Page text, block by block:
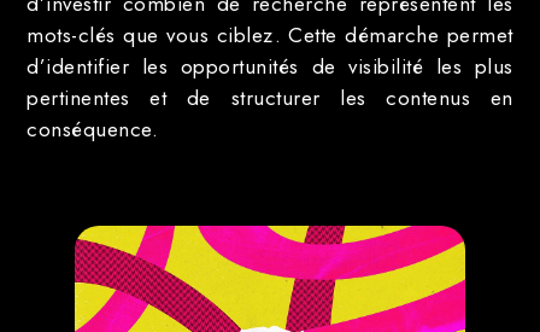
mots-clés que vous ciblez. Cette démarche permet
d’identifier les opportunités de visibilité les plus
pertinentes et de structurer les contenus en
conséquence.